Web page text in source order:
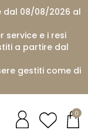
dal 08/08/2026 al
service e i resi
a partire dal
gestiti come di
0